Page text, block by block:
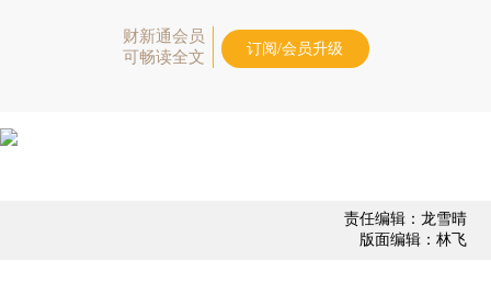
财新通会员
可畅读全文
订阅/会员升级
责任编辑：龙雪晴
版面编辑：林飞